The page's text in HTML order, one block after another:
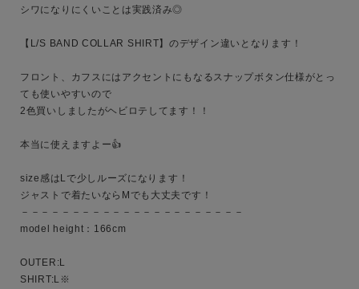
シワになりにくいことは実践済み◎
【L/S BAND COLLAR SHIRT】のデザイン違いとなります！
フロント、カフスにはアクセントにもなるスナップボタン仕様がとっ
ても使いやすいので
2色買いしましたがヘビロテしてます！！
本当に使えますよー👍
size感はLで少しルーズになります！
ジャストで着たいならMでも大丈夫です！
－－－－－－－－－－－－－－－－－－－－－－
model height：166cm
OUTER:L
SHIRT:L※